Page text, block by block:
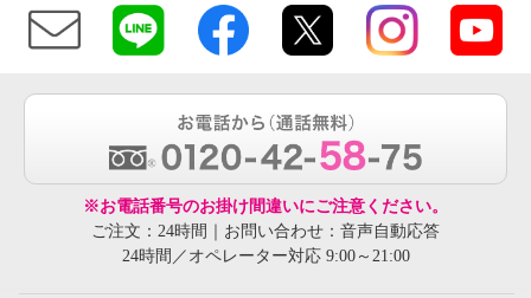
※お電話番号のお掛け間違いにご注意ください。
ご注文：24時間｜お問い合わせ：音声自動応答
24時間／オペレーター対応 9:00～21:00